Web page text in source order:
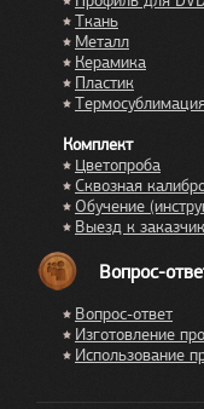
Ткань
Металл
Керамика
Пластик
Комплект
Цветопроба
Сквозная
Обучение
Выезд к
Вопрос-
Вопрос-ответ
Изготовление
Использование